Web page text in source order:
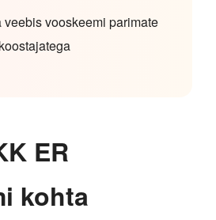
veebis vooskeemi parimate
ER
kohta